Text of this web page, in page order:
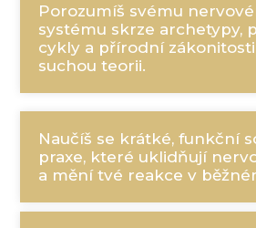
Porozumíš svému
systému skrze archetypy,
cykly a přírodní
suchou teorii.
Naučíš se krátké, funkční
praxe, které uklidňují
a mění tvé reakce v